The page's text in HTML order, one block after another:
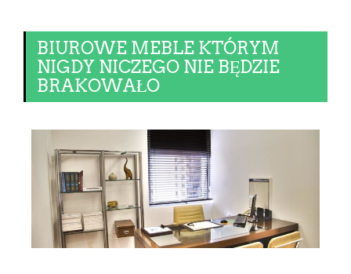
BIUROWE MEBLE KTÓRYM
NIGDY NICZEGO NIE BĘDZIE
BRAKOWAŁO